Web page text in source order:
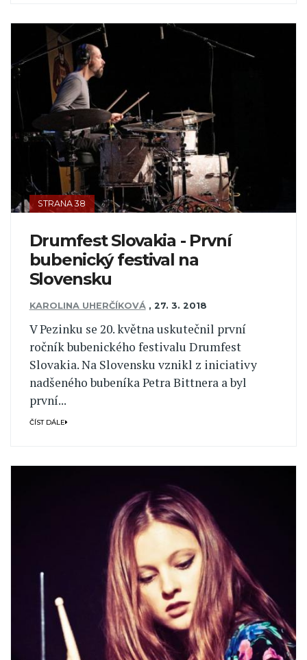
STRANA 38
Drumfest Slovakia - První
bubenický festival na
Slovensku
KAROLINA UHERČÍKOVÁ , 27. 3. 2018
V Pezinku se 20. května uskutečnil první
ročník bubenického festivalu Drumfest
Slovakia. Na Slovensku vznikl z iniciativy
nadšeného bubeníka Petra Bittnera a byl
první...
ČÍST DÁLE